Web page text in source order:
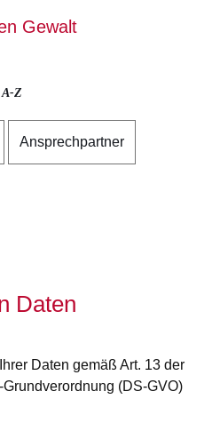
Gewalt
A-Z
Ansprechpartner
Daten
Daten gemäß Art. 13 der
(DS-GVO)